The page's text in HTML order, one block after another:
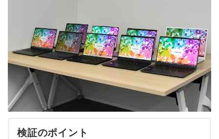
検証のポイント